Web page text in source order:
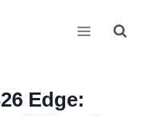
Edge: